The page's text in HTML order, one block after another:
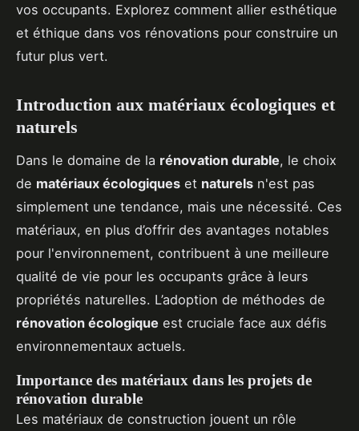
vos occupants. Explorez comment allier esthétique
et éthique dans vos rénovations pour construire un
futur plus vert.
Introduction aux matériaux écologiques et
naturels
Dans le domaine de la rénovation durable, le choix
de matériaux écologiques et naturels n'est pas
simplement une tendance, mais une nécessité. Ces
matériaux, en plus d’offrir des avantages notables
pour l'environnement, contribuent à une meilleure
qualité de vie pour les occupants grâce à leurs
propriétés naturelles. L’adoption de méthodes de
rénovation écologique est cruciale face aux défis
environnementaux actuels.
Importance des matériaux dans les projets de
rénovation durable
Les matériaux de construction jouent un rôle